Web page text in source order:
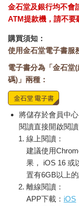
金石堂及銀行均不會
ATM提款機，請不要
購買須知：
使用金石堂電子書服
電子書分為「金石堂
碼)」兩種：
將儲存於會員中
閱讀直接開啟閱讀
線上閱讀：
建議使用
果， iOS 16 或
置有6GB以上
離線閱讀：
APP下載： iOS